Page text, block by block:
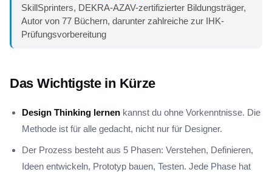
SkillSprinters, DEKRA-AZAV-zertifizierter Bildungsträger,
Autor von 77 Büchern, darunter zahlreiche zur IHK-
Prüfungsvorbereitung
Das Wichtigste in Kürze
Design Thinking lernen kannst du ohne Vorkenntnisse. Die
Methode ist für alle gedacht, nicht nur für Designer.
Der Prozess besteht aus 5 Phasen: Verstehen, Definieren,
Ideen entwickeln, Prototyp bauen, Testen. Jede Phase hat